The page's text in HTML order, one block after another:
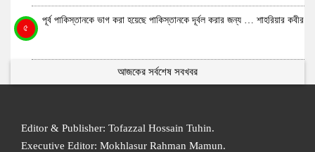
৫
পূর্ব পাকিস্তানকে ভাগ করা হয়েছে পাকিস্তানকে দূর্বল করার জন্য … শাহরিয়ার কবীর
আজকের সর্বশেষ সবখবর
Editor & Publisher: Tofazzal Hossain Tuhin.
Executive Editor: Mokhlasur Rahman Mamun.